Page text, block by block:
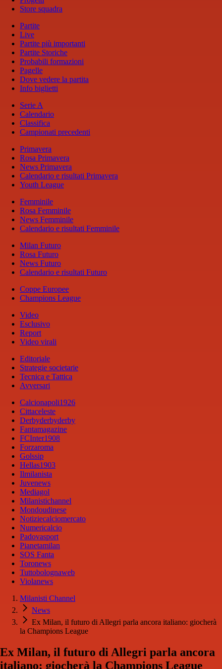
Store squadra
Partite
Live
Partite più importanti
Partite Storiche
Probabili formazioni
Pagelle
Dove vedere la partita
Info biglietti
Serie A
Calendario
Classifica
Campionati precedenti
Primavera
Rosa Primavera
News Primavera
Calendario e risultati Primavera
Youth League
Femminile
Rosa Femminile
News Femminile
Calendario e risultati Femminile
Milan Futuro
Rosa Futuro
News Futuro
Calendario e risultati Futuro
Coppe Europee
Champions League
Video
Esclusivo
Report
Video virali
Editoriale
Strategie societarie
Tecnica e Tattica
Avversari
Calcionapoli1926
Cittaceleste
Derbyderbyderby
Fantamagazine
FCInter1908
Forzaroma
Golssip
Hellas1903
Ilmilanista
Juvenews
Mediagol
Milanistichannel
Mondoudinese
Notiziecalciomercato
Numericalcio
Padovasport
Pianetamilan
SOS Fanta
Toronews
Tuttobolognaweb
Violanews
Milanisti Channel
News
Ex Milan, il futuro di Allegri parla ancora italiano: giocherà
la Champions League
Ex Milan, il futuro di Allegri parla ancora
italiano: giocherà la Champions League